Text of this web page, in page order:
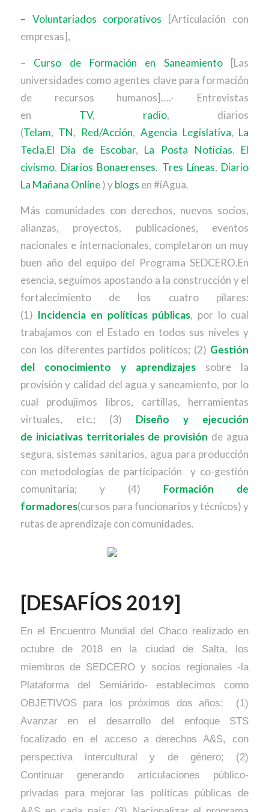
– Voluntariados corporativos [Articulación con
empresas],
– Curso de Formación en Saneamiento[Las
universidades como agentes clave para formación
de recursos humanos]….- Entrevistas
en TV, radio, diarios
(Telam, TN, Red/Acción, Agencia Legislativa, La
Tecla,El Día de Escobar, La Posta Noticias, El
civismo, Diarios Bonaerenses, Tres Líneas, Diario
La Mañana Online) yblogs en #iAgua.
Más comunidades con derechos, nuevos socios,
alianzas, proyectos, publicaciones, eventos
nacionales e internacionales, completaron un muy
buen año del equipo del Programa SEDCERO.En
esencia, seguimos apostando a la construcción y el
fortalecimiento de los cuatro pilares:
(1) Incidencia en políticas públicas, por lo cual
trabajamos con el Estado en todos sus niveles y
con los diferentes partidos políticos; (2) Gestión
del conocimiento y aprendizajes sobre la
provisión y calidad del agua y saneamiento, por lo
cual produjimos libros, cartillas, herramientas
virtuales, etc.; (3) Diseño y ejecución
de iniciativas territoriales de provisión de agua
segura, sistemas sanitarios, agua para producción
con metodologías de participación y co-gestión
comunitaria; y (4) Formación de
formadores(cursos para funcionarios y técnicos) y
rutas de aprendizaje con comunidades.
[DESAFÍOS 2019]
En el Encuentro Mundial del Chaco realizado en
octubre de 2018 en la ciudad de Salta, los
miembros de SEDCERO y socios regionales -la
Plataforma del Semiárido- establecimos como
OBJETIVOS para los próximos dos años: (1)
Avanzar en el desarrollo del enfoque STS
focalizado en el acceso a derechos A&S, con
perspectiva intercultural y de género; (2)
Continuar generando articulaciones público-
privadas para mejorar las políticas públicas de